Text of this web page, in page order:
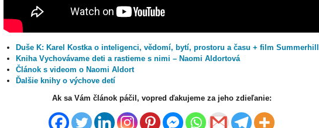
Duše K: Karel Kostka o inteligenci, vědomí, bytí, prostoru a času + film Summerhill
Kniha Vychovávame deti a rastieme s nimi – Naomi Aldortová
Článok s videom o Naomi Aldort
Ďalšie knihy o výchove detí
Ak sa Vám článok páčil, vopred ďakujeme za jeho zdieľanie: